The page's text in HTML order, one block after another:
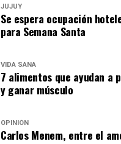
JUJUY
Se espera ocupación
para Semana Santa
VIDA SANA
7 alimentos que ayudan a
y ganar músculo
OPINIÓN
Carlos Menem, entre el